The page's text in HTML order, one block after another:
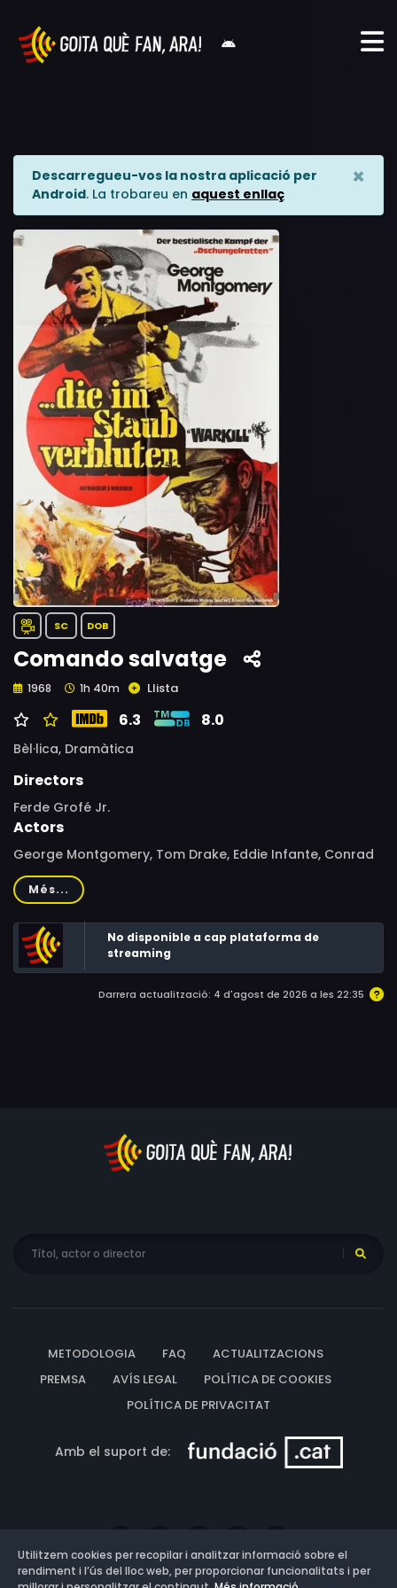
Descarregueu-vos la nostra aplicació per
Android. La trobareu en aquest enllaç
×
SC DOB
Comando salvatge
1968 1h 40m Llista
6.3 8.0
Bèl·lica, Dramàtica
Directors
Ferde Grofé Jr.
Actors
George Montgomery, Tom Drake, Eddie Infante, Conrad
Parham, Henry Duval, Joaquin Fajardo, Paul Edwards Jr.,
Claude Wilson, Ken Loring
Més...
No disponible a cap plataforma de
streaming
Darrera actualització: 4 d'agost de 2026 a les 22:35
METODOLOGIA FAQ
ACTUALITZACIONS
PREMSA
AVÍS LEGAL
POLÍTICA DE COOKIES
POLÍTICA DE PRIVACITAT
Amb el suport de:
Utilitzem cookies per recopilar i analitzar informació sobre el
rendiment i l’ús del lloc web, per proporcionar funcionalitats i per